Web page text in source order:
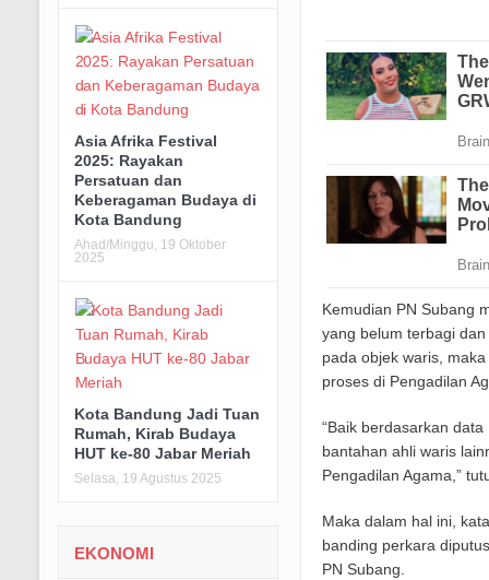
Kemudian PN Subang
yang belum terbagi
pada objek waris,
proses di Pengadilan
“Baik berdasarkan
bantahan ahli waris
Pengadilan Agama,”
Maka dalam hal ini,
banding perkara
PN Subang.
Asia Afrika Festival
2025: Rayakan
Persatuan dan
Keberagaman Budaya di
Kota Bandung
Ahad/Minggu, 19 Oktober
2025
Kota Bandung Jadi Tuan
Rumah, Kirab Budaya
HUT ke-80 Jabar Meriah
Selasa, 19 Agustus 2025
EKONOMI